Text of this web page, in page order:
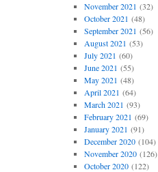
November 2021 (32)
October 2021 (48)
September 2021 (56)
August 2021 (53)
July 2021 (60)
June 2021 (55)
May 2021 (48)
April 2021 (64)
March 2021 (93)
February 2021 (69)
January 2021 (91)
December 2020(104)
November 2020(126)
October 2020(122)